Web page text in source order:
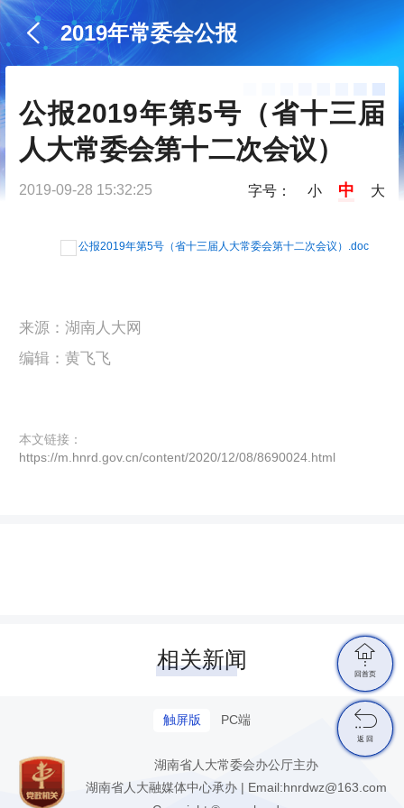
2019年常委会公报
公报2019年第5号（省十三届
人大常委会第十二次会议）
2019-09-28 15:32:25 字号： 小 中 大
公报2019年第5号（省十三届人大常委会第十二次会议）.doc
来源：湖南人大网
编辑：黄飞飞
本文链接：
https://m.hnrd.gov.cn/content/2020/12/08/8690024.html
相关新闻
触屏版 PC端
湖南省人大常委会办公厅主办
湖南省人大融媒体中心承办 | Email:hnrdwz@163.com

回首页

返 回